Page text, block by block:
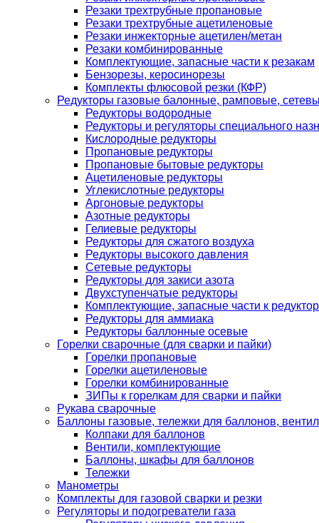
Резаки трехтрубные пропановые
Резаки трехтрубные ацетиленовые
Резаки инжекторные ацетилен/метан
Резаки комбинированные
Комплектующие, запасные части к резакам
Бензорезы, керосинорезы
Комплекты флюсовой резки (КФР)
Редукторы газовые балонные, рамповые,
Редукторы водородные
Редукторы и регуляторы специального
Кислородные редукторы
Пропановые редукторы
Пропановые бытовые редукторы
Ацетиленовые редукторы
Углекислотные редукторы
Аргоновые редукторы
Азотные редукторы
Гелиевые редукторы
Редукторы для сжатого воздуха
Редукторы высокого давления
Сетевые редукторы
Редукторы для закиси азота
Двухступенчатые редукторы
Комплектующие, запасные части к
Редукторы для аммиака
Редукторы баллонные осевые
Горелки сварочные (для сварки и пайки)
Горелки пропановые
Горелки ацетиленовые
Горелки комбинированные
ЗИПы к горелкам для сварки и пайки
Рукава сварочные
Баллоны газовые, тележки для баллонов,
Колпаки для баллонов
Вентили, комплектующие
Баллоны, шкафы для баллонов
Тележки
Манометры
Комплекты для газовой сварки и резки
Регуляторы и подогреватели газа